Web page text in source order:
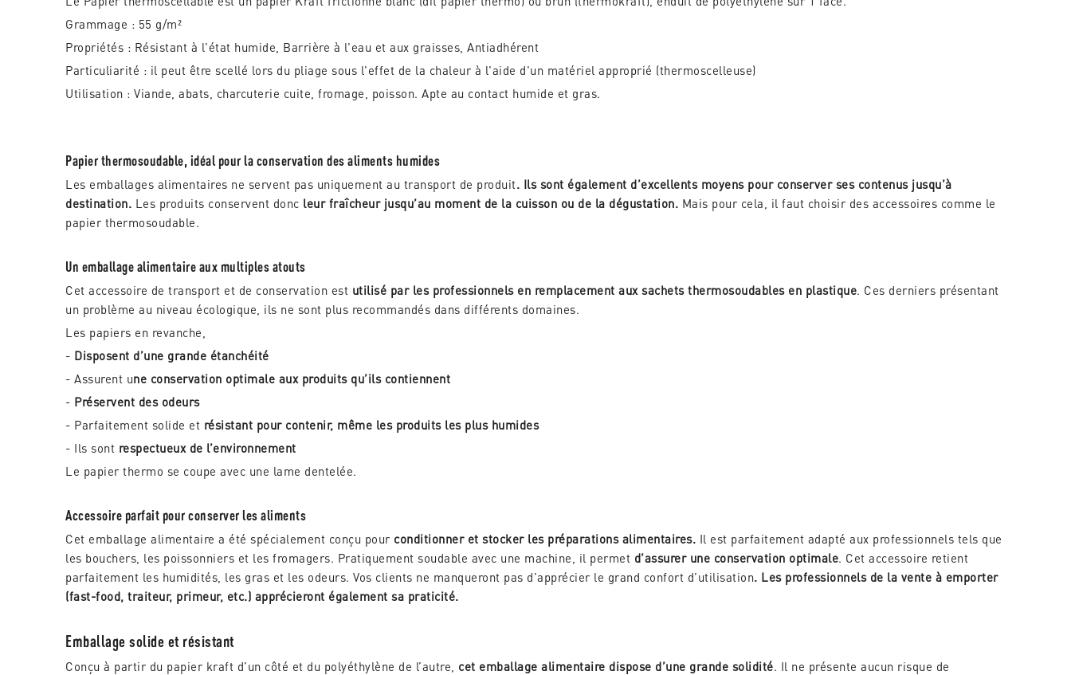
Grammage : 55 g/m²
Propriétés : Résistant à l'état humide, Barrière à l'eau et aux graisses, Antiadhérent
Particuliarité : il peut être scellé lors du pliage sous l'effet de la chaleur à l'aide d'un matériel approprié (thermoscelleuse)
Utilisation : Viande, abats, charcuterie cuite, fromage, poisson. Apte au contact humide et gras.
Papier thermosoudable, idéal pour la conservation des aliments humides
Les emballages alimentaires ne servent pas uniquement au transport de produit. Ils sont également d’excellents moyens pour conserver ses contenus jusqu’à
destination. Les produits conservent donc leur fraîcheur jusqu’au moment de la cuisson ou de la dégustation. Mais pour cela, il faut choisir des accessoires comme le
papier thermosoudable.
Un emballage alimentaire aux multiples atouts
Cet accessoire de transport et de conservation est utilisé par les professionnels en remplacement aux sachets thermosoudables en plastique. Ces derniers présentant
un problème au niveau écologique, ils ne sont plus recommandés dans différents domaines.
Les papiers en revanche,
- Disposent d’une grande étanchéité
- Assurent une conservation optimale aux produits qu’ils contiennent
- Préservent des odeurs
- Parfaitement solide et résistant pour contenir, même les produits les plus humides
- Ils sont respectueux de l’environnement
Le papier thermo se coupe avec une lame dentelée.
Accessoire parfait pour conserver les aliments
Cet emballage alimentaire a été spécialement conçu pour conditionner et stocker les préparations alimentaires. Il est parfaitement adapté aux professionnels tels que
les bouchers, les poissonniers et les fromagers. Pratiquement soudable avec une machine, il permet d’assurer une conservation optimale. Cet accessoire retient
parfaitement les humidités, les gras et les odeurs. Vos clients ne manqueront pas d’apprécier le grand confort d’utilisation. Les professionnels de la vente à emporter
(fast-food, traiteur, primeur, etc.) apprécieront également sa praticité.
Emballage solide et résistant
Conçu à partir du papier kraft d’un côté et du polyéthylène de l’autre, cet emballage alimentaire dispose d’une grande solidité. Il ne présente aucun risque de